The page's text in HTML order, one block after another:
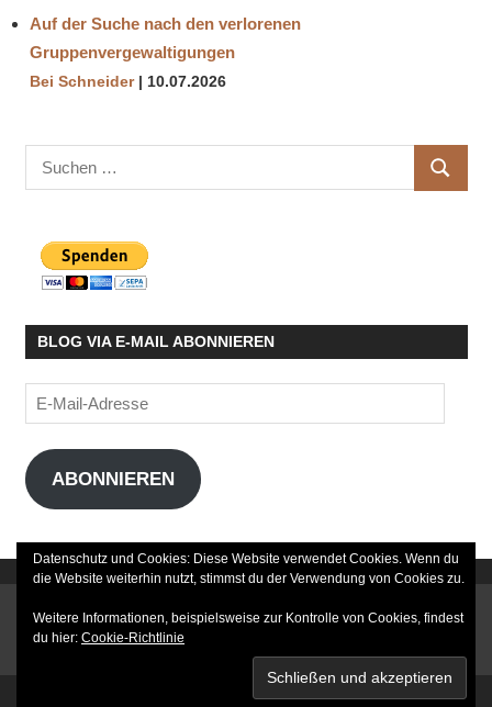
Auf der Suche nach den verlorenen
Gruppenvergewaltigungen
Bei Schneider 10.07.2026
Suchen
nach:
SUCHEN
BLOG VIA E-MAIL ABONNIEREN
E-
Mail-
Adresse
ABONNIEREN
Datenschutz und Cookies: Diese Website verwendet Cookies. Wenn du
die Website weiterhin nutzt, stimmst du der Verwendung von Cookies zu.
Weitere Informationen, beispielsweise zur Kontrolle von Cookies, findest
du hier: Cookie-Richtlinie
© WESTWOOD MEDIA 2020 - 2026